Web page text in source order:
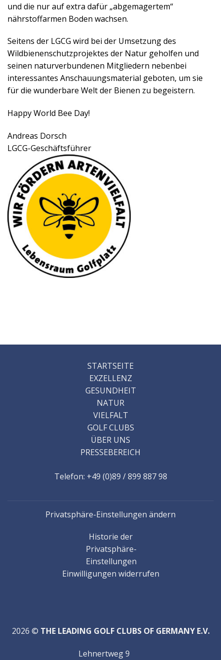
und die nur auf extra dafür „abgemagertem“
nährstoffarmen Boden wachsen.
Seitens der LGCG wird bei der Umsetzung des
Wildbienenschutzprojektes der Natur geholfen und
seinen naturverbundenen Mitgliedern nebenbei
interessantes Anschauungsmaterial geboten, um sie
für die wunderbare Welt der Bienen zu begeistern.
Happy World Bee Day!
Andreas Dorsch
LGCG-Geschäftsführer
STARTSEITE
EXZELLENZ
GESUNDHEIT
NATUR
VIELFALT
GOLF CLUBS
ÜBER UNS
PRESSEBEREICH
Telefon: +49 (0)89 / 899 887 98
Privatsphäre-Einstellungen ändern
Historie der
Privatsphäre-
Einstellungen
Einwilligungen widerrufen
2026 © THE LEADING GOLF CLUBS OF GERMANY E.V.
Lehnertweg 9